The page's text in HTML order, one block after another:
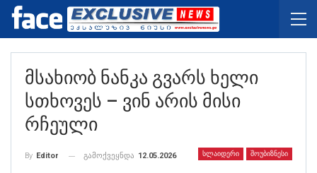
Მსახიობ Ნანკა Გვარს Ხელი
Სთხოვეს – Ვინ Არის Მისი
Რჩეული
ᲡᲚᲐᲘᲓᲔᲠᲘ ᲨᲝᲣᲑᲘᲖᲜᲔᲡᲘ
By Editor გამოქვეყნდა 12.05.2026